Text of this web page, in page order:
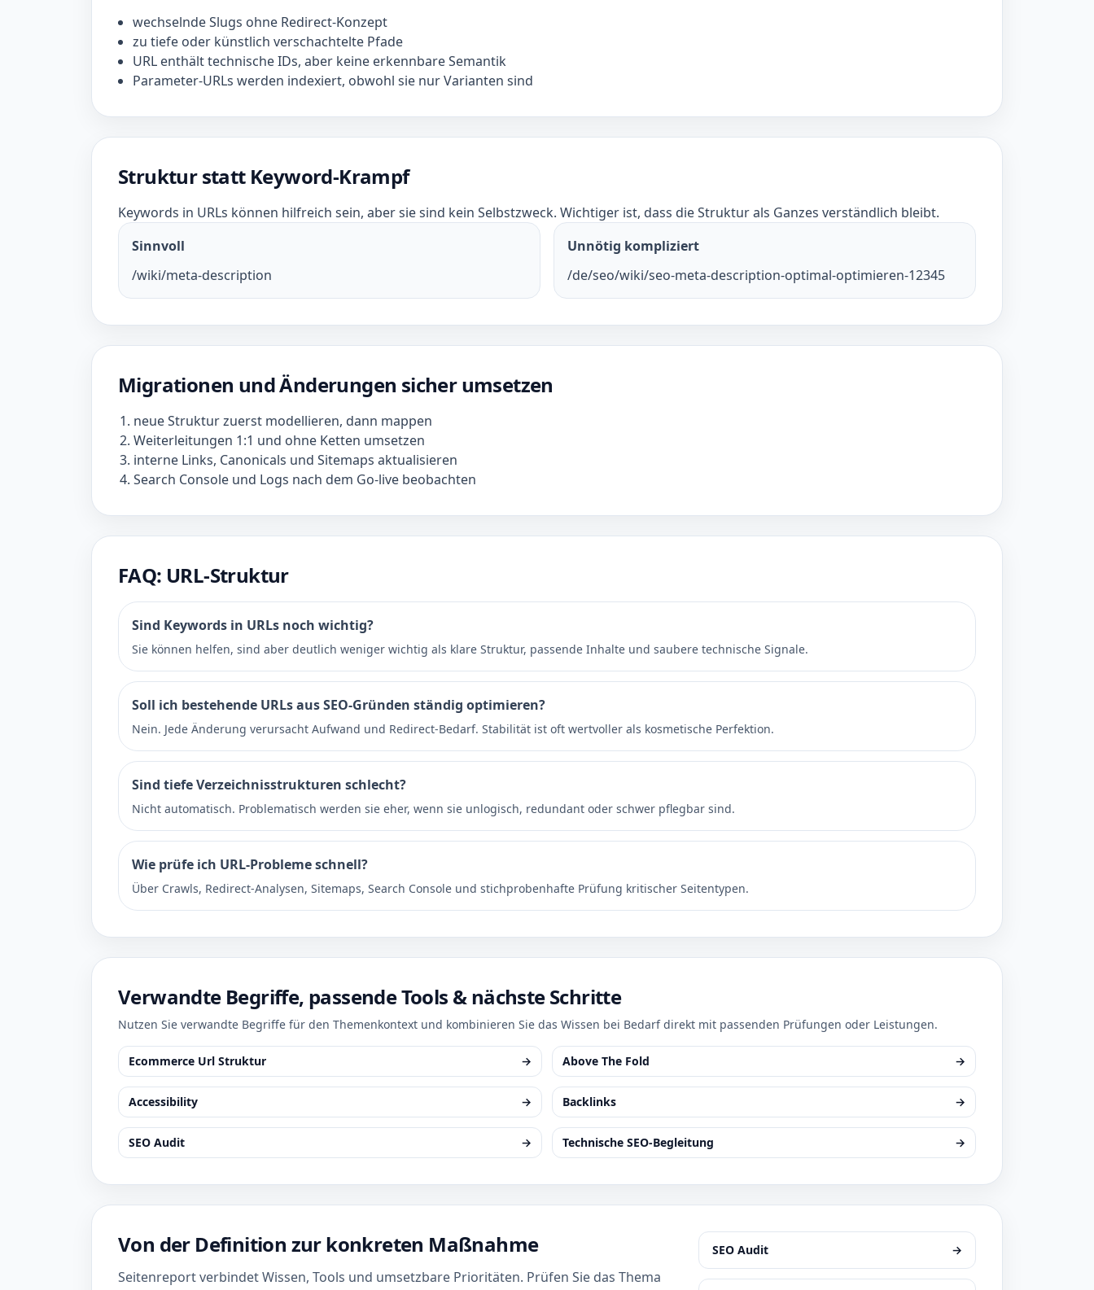
wechselnde Slugs ohne Redirect-Konzept
zu tiefe oder künstlich verschachtelte Pfade
URL enthält technische IDs, aber keine erkennbare Semantik
Parameter-URLs werden indexiert, obwohl sie nur Varianten sind
Struktur statt Keyword-Krampf
Keywords in URLs können hilfreich sein, aber sie sind kein Selbstzweck. Wichtiger ist, dass die Struktur als Ganzes verständlich bleibt.
Sinnvoll
/wiki/meta-description
Unnötig kompliziert
/de/seo/wiki/seo-meta-description-optimal-optimieren-12345
Migrationen und Änderungen sicher umsetzen
neue Struktur zuerst modellieren, dann mappen
Weiterleitungen 1:1 und ohne Ketten umsetzen
interne Links, Canonicals und Sitemaps aktualisieren
Search Console und Logs nach dem Go-live beobachten
FAQ: URL-Struktur
Sind Keywords in URLs noch wichtig?
Sie können helfen, sind aber deutlich weniger wichtig als klare Struktur, passende Inhalte und saubere technische Signale.
Soll ich bestehende URLs aus SEO-Gründen ständig optimieren?
Nein. Jede Änderung verursacht Aufwand und Redirect-Bedarf. Stabilität ist oft wertvoller als kosmetische Perfektion.
Sind tiefe Verzeichnisstrukturen schlecht?
Nicht automatisch. Problematisch werden sie eher, wenn sie unlogisch, redundant oder schwer pflegbar sind.
Wie prüfe ich URL-Probleme schnell?
Über Crawls, Redirect-Analysen, Sitemaps, Search Console und stichprobenhafte Prüfung kritischer Seitentypen.
Verwandte Begriffe, passende Tools & nächste Schritte
Nutzen Sie verwandte Begriffe für den Themenkontext und kombinieren Sie das Wissen bei Bedarf direkt mit passenden Prüfungen oder Leistungen.
Ecommerce Url Struktur → Above The Fold →
Accessibility → Backlinks →
SEO Audit → Technische SEO-Begleitung →
Von der Definition zur konkreten Maßnahme
Seitenreport verbindet Wissen, Tools und umsetzbare Prioritäten. Prüfen Sie das Thema
SEO Audit →